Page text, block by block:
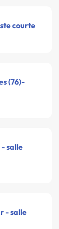
courte
(76)-
salle
- salle